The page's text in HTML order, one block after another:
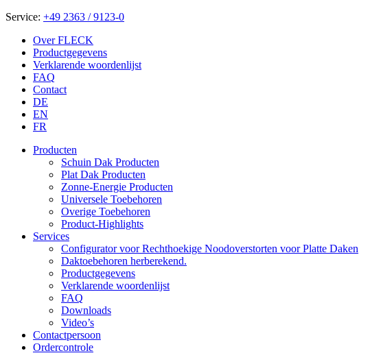
Service: +49 2363 / 9123-0
Over FLECK
Productgegevens
Verklarende woordenlijst
FAQ
Contact
DE
EN
FR
Producten
Schuin Dak Producten
Plat Dak Producten
Zonne-Energie Producten
Universele Toebehoren
Overige Toebehoren
Product-Highlights
Services
Configurator voor Rechthoekige Noodoverstorten voor Platte Daken
Daktoebehoren herberekend.
Productgegevens
Verklarende woordenlijst
FAQ
Downloads
Video’s
Contactpersoon
Ordercontrole